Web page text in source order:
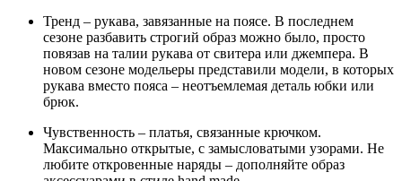
Тренд – рукава, завязанные на поясе. В последнем
сезоне разбавить строгий образ можно было, просто
повязав на талии рукава от свитера или джемпера. В
новом сезоне модельеры представили модели, в которых
рукава вместо пояса – неотъемлемая деталь юбки или
брюк.
Чувственность – платья, связанные крючком.
Максимально открытые, с замысловатыми узорами. Не
любите откровенные наряды – дополняйте образ